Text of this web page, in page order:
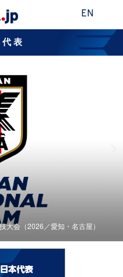
EN
代表
会（2026／愛知・名古屋）